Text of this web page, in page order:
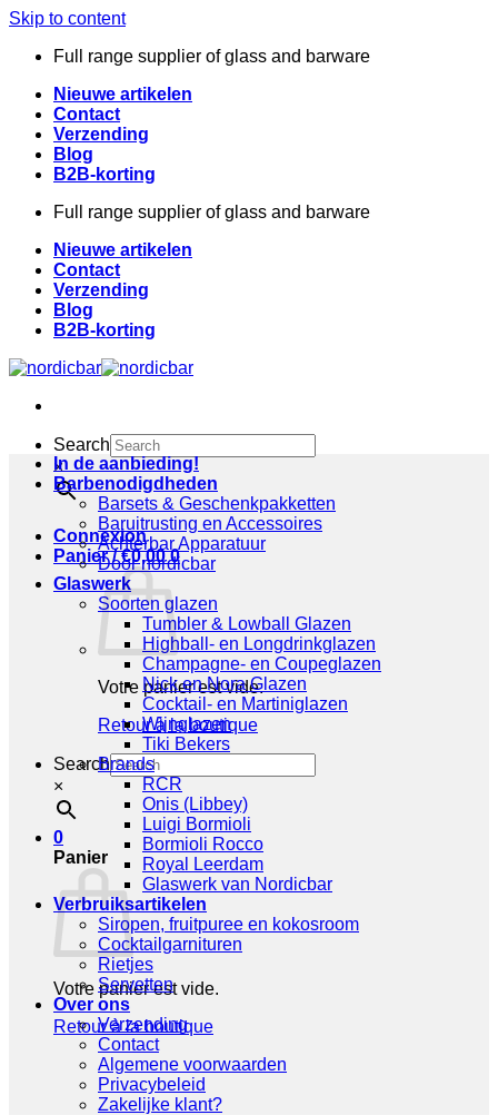
Skip to content
Full range supplier of glass and barware
Nieuwe artikelen
Contact
Verzending
Blog
B2B-korting
Full range supplier of glass and barware
Nieuwe artikelen
Contact
Verzending
Blog
B2B-korting
Search
×
Connexion
Panier /€0,00 0
Votre panier est vide.
Retour à la boutique
Search
×
0
Panier
Votre panier est vide.
Retour à la boutique
In de aanbieding!
Barbenodigdheden
Barsets & Geschenkpakketten
Baruitrusting en Accessoires
Achterbar Apparatuur
Door nordicbar
Glaswerk
Soorten glazen
Tumbler & Lowball Glazen
Highball- en Longdrinkglazen
Champagne- en Coupeglazen
Nick en Nora Glazen
Cocktail- en Martiniglazen
Wijnglazen
Tiki Bekers
Brands
RCR
Onis (Libbey)
Luigi Bormioli
Bormioli Rocco
Royal Leerdam
Glaswerk van Nordicbar
Verbruiksartikelen
Siropen, fruitpuree en kokosroom
Cocktailgarnituren
Rietjes
Servetten
Over ons
Verzending
Contact
Algemene voorwaarden
Privacybeleid
Zakelijke klant?